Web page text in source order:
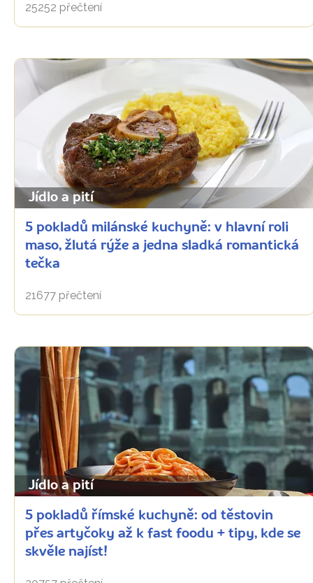
25252 přečtení
Jídlo a pití
5 pokladů milánské kuchyně: v hlavní roli
maso, žlutá rýže a jedna sladká romantická
tečka
21677 přečtení
Jídlo a pití
5 pokladů římské kuchyně: od těstovin
přes artyčoky až k fast foodu + tipy, kde se
skvěle najíst!